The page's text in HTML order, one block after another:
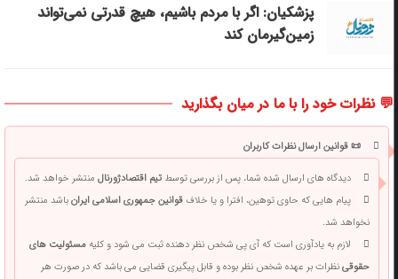
پزشکیان: اگر با مردم باشیم، هیچ قدرتی نمی‌تواند
زمین‌گیرمان کند
💬 نظرات خود را با ما در میان بگذارید
📜 قوانین ارسال نظرات کاربران
دیدگاه های ارسال شده شما، پس از بررسی توسطتیم اقتصادژورنالمنتشر خواهد شد.
پیام هایی که حاوی توهین، افترا و یا خلافقوانین جمهوری اسلامی ایرانباشد منتشر
نخواهد شد.
لازم به یادآوری است که آی پی شخص نظر دهنده ثبت می شود و کلیهمسئولیت های
حقوقینظرات بر عهده شخص نظر بوده و قابل پیگیری قضایی می باشد که در صورت هر